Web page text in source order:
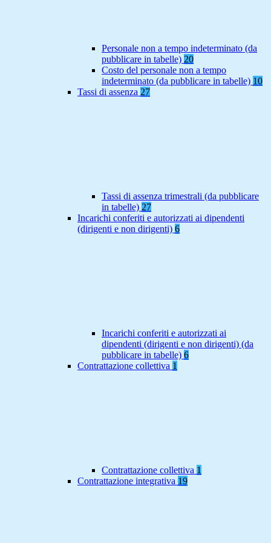
Personale non a tempo indeterminato (da
pubblicare in tabelle) 20
Costo del personale non a tempo
indeterminato (da pubblicare in tabelle) 10
Tassi di assenza 27
Tassi di assenza trimestrali (da pubblicare
in tabelle) 27
Incarichi conferiti e autorizzati ai dipendenti
(dirigenti e non dirigenti) 6
Incarichi conferiti e autorizzati ai
dipendenti (dirigenti e non dirigenti) (da
pubblicare in tabelle) 6
Contrattazione collettiva 1
Contrattazione collettiva 1
Contrattazione integrativa 19